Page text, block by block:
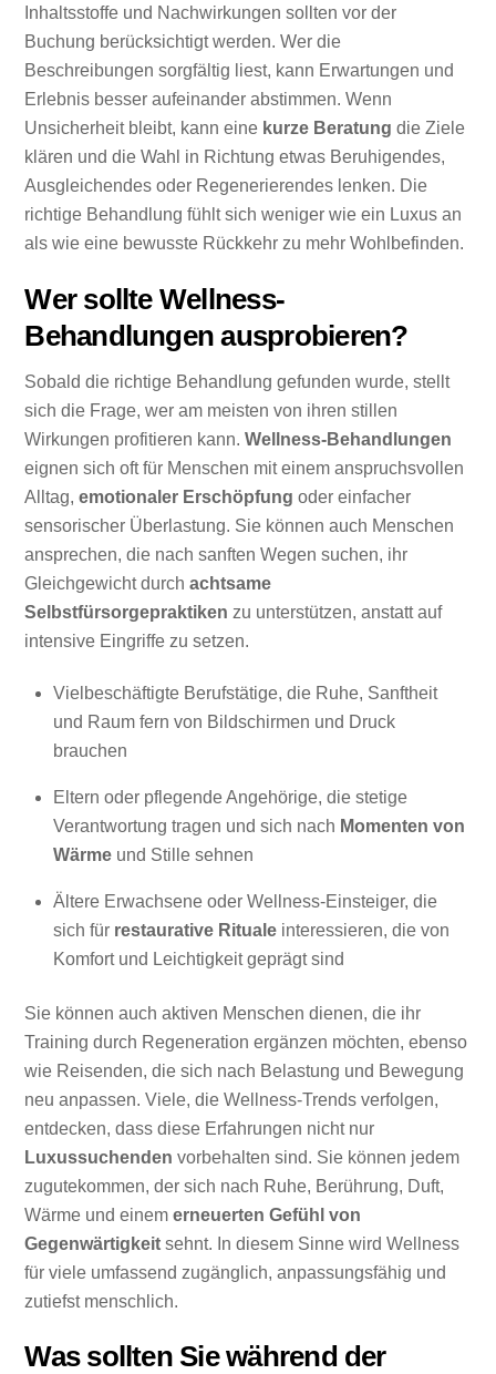
Inhaltsstoffe und Nachwirkungen sollten vor der
Buchung berücksichtigt werden. Wer die
Beschreibungen sorgfältig liest, kann Erwartungen und
Erlebnis besser aufeinander abstimmen. Wenn
Unsicherheit bleibt, kann eine kurze Beratung die Ziele
klären und die Wahl in Richtung etwas Beruhigendes,
Ausgleichendes oder Regenerierendes lenken. Die
richtige Behandlung fühlt sich weniger wie ein Luxus an
als wie eine bewusste Rückkehr zu mehr Wohlbefinden.
Wer sollte Wellness-
Behandlungen ausprobieren?
Sobald die richtige Behandlung gefunden wurde, stellt
sich die Frage, wer am meisten von ihren stillen
Wirkungen profitieren kann.Wellness-Behandlungen
eignen sich oft für Menschen mit einem anspruchsvollen
Alltag,emotionaler Erschöpfung oder einfacher
sensorischer Überlastung. Sie können auch Menschen
ansprechen, die nach sanften Wegen suchen, ihr
Gleichgewicht durchachtsame
Selbstfürsorgepraktiken zu unterstützen, anstatt auf
intensive Eingriffe zu setzen.
Vielbeschäftigte Berufstätige, die Ruhe, Sanftheit
und Raum fern von Bildschirmen und Druck
brauchen
Eltern oder pflegende Angehörige, die stetige
Verantwortung tragen und sich nach Momenten von
Wärme und Stille sehnen
Ältere Erwachsene oder Wellness-Einsteiger, die
sich für restaurative Rituale interessieren, die von
Komfort und Leichtigkeit geprägt sind
Sie können auch aktiven Menschen dienen, die ihr
Training durch Regeneration ergänzen möchten, ebenso
wie Reisenden, die sich nach Belastung und Bewegung
neu anpassen. Viele, die Wellness-Trends verfolgen,
entdecken, dass diese Erfahrungen nicht nur
Luxussuchenden vorbehalten sind. Sie können jedem
zugutekommen, der sich nach Ruhe, Berührung, Duft,
Wärme und einemerneuerten Gefühl von
Gegenwärtigkeit sehnt. In diesem Sinne wird Wellness
für viele umfassend zugänglich, anpassungsfähig und
zutiefst menschlich.
Was sollten Sie während der